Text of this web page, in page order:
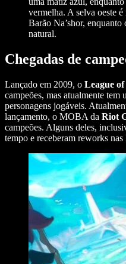
vermelha. A selva oeste
Barão Na’shor, enquanto
natural.
Chegadas de
Lançado em 2009, o League
campeões, mas atualmente tem
personagens jogáveis.
lançamento, o MOBA da Riot
campeões. Alguns deles,
tempo e receberam reworks nas